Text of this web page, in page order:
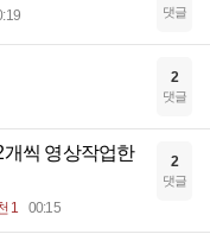
댓글
2
댓글
씩 영상작업한
1 00:15
2
댓글